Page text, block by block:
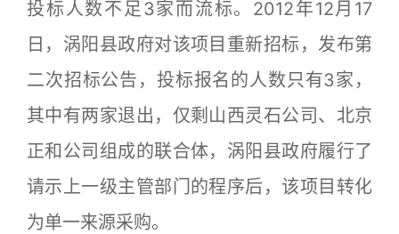
投标人数不足3家而流标。2012年12月17
日，涡阳县政府对该项目重新招标，发布第
二次招标公告，投标报名的人数只有3家，
其中有两家退出，仅剩山西灵石公司、北京
正和公司组成的联合体，涡阳县政府履行了
请示上一级主管部门的程序后，该项目转化
为单一来源采购。